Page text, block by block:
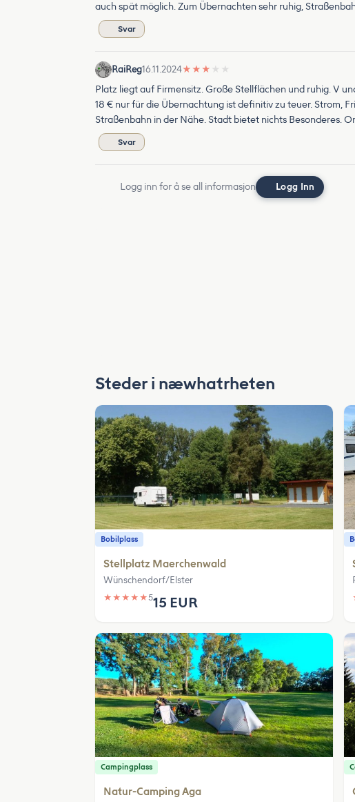
auch spät möglich. Zum Übernachten sehr ruhig,
Svar
RaiReg16.11.2024★ ★ ★ ★ ★
Platz liegt auf Firmensitz. Große Stellflächen und ruhig. V
18 € nur für die Übernachtung ist definitiv zu teuer. Strom,
Straßenbahn in der Nähe. Stadt bietet nichts Besonderes.
Svar
Logg inn for å se all informasjon Logg Inn
Steder i næwhatrheten
Bobilplass
Stellplatz Maerchenwald
Wünschendorf/Elster
★ ★ ★ ★ ★515 EUR
Campingplass
Natur-Camping Aga